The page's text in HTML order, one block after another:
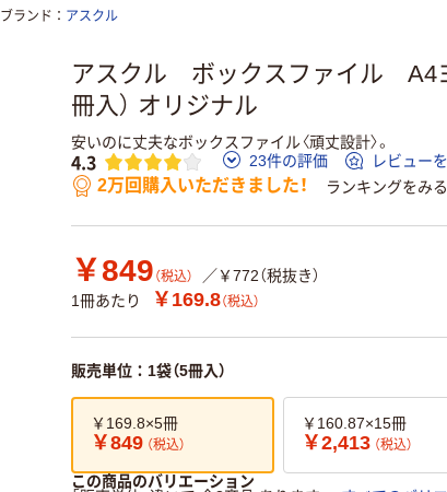
ブランド アスクル
アスクル ボックスファイル
冊入） オリジナル
安いのに丈夫なボックスファイル〈頑丈設計〉。
4.3 23件の評価 レビュー
2万回購入いただきました！ ランキングをみる
￥849 （税込）
／￥772（税抜き）
1冊あたり
￥169.8（税込）
販売単位：1袋（5冊入）
￥169.8×5冊
￥849 （税込）
￥160.87×15冊
￥2,413 （税込）
この商品のバリエーション